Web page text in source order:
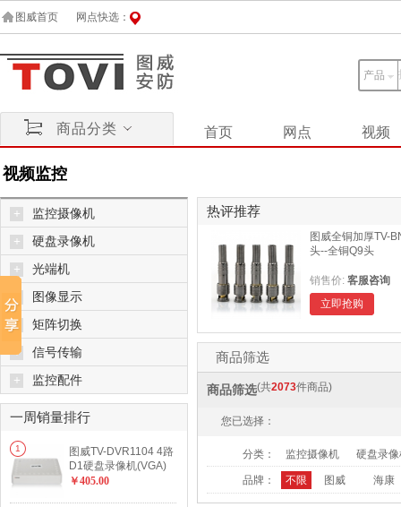
图威首页 网点快选：
产品
商品分类 首页 网点 视频
视频监控
热评推荐
图威全铜加厚TV-
头--全铜Q9头
销售价: 客服咨询
立即抢购
商品筛选
商品筛选(共2073件商品)
您已选择：
分类： 监控摄像机 硬盘录
品牌： 不限 图威 海康
+ 监控摄像机
+ 硬盘录像机
+ 光端机
+ 图像显示
+ 矩阵切换
+ 信号传输
+ 监控配件
一周销量排行
更多...
图威TV-DVR1104 4路
D1硬盘录像机(VGA)
(SATA*1)
￥405.00
1